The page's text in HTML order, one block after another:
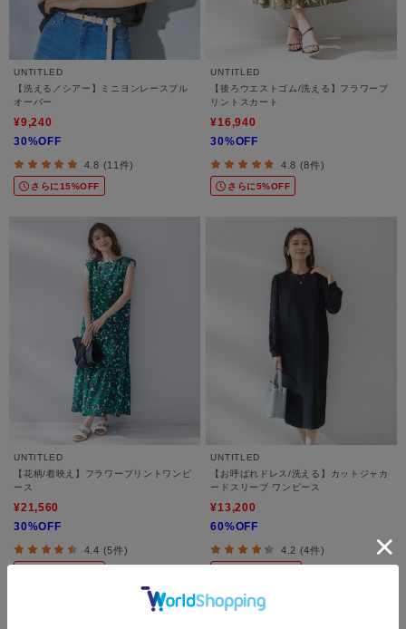
UNTITLED
【洗える／シアー】ミニヨンレースプル
オーバー
¥9,240
30%OFF
4.8 (11件)
さらに15%OFF
UNTITLED
【後ろウエストゴム/洗える】フラワープ
リントスカート
¥16,940
30%OFF
4.8 (8件)
さらに5%OFF
UNTITLED
【花柄/着映え】フラワープリントワンピ
ース
¥21,560
30%OFF
4.4 (5件)
UNTITLED
【お呼ばれドレス/洗える】カットジャカ
ードスリーブ ワンピース
¥13,200
60%OFF
4.2 (4件)